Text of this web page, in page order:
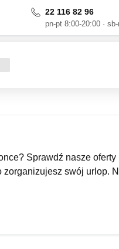
22 116 82 96
pn-pt 8:00-20:00 ·
Sprawdź nasze
swój urlop.